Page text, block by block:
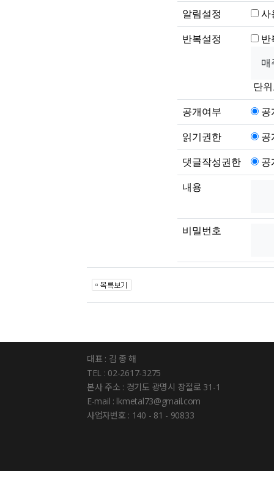
알림설정 사
반복설정
단
공개여부
읽기권한
댓글작성권한
내용
비밀번호
대표 : 김 종 해
TEL : 02-2617-3275
본사 주소 : 경기도 광명시 장절로 31-1
E-mail : lkmetal73@gmail.com
사업자번호 : 140 - 81 - 90833